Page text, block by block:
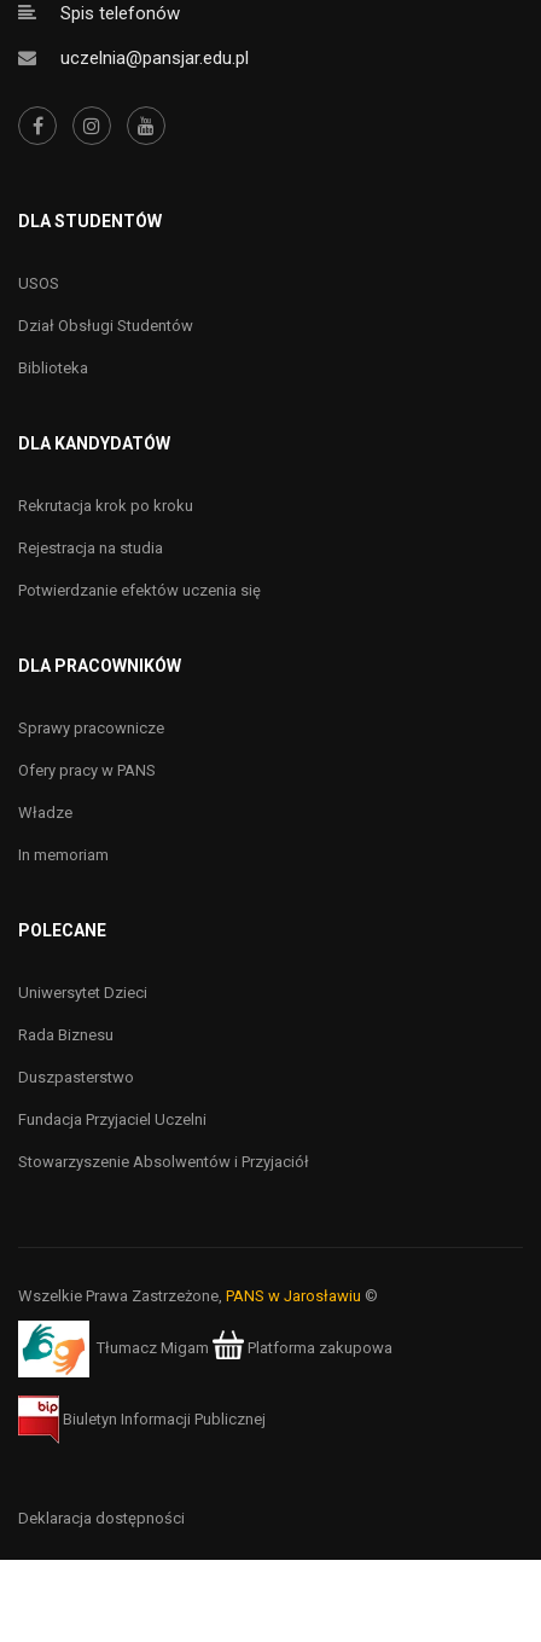
Spis telefonów
uczelnia@pansjar.edu.pl
DLA STUDENTÓW
USOS
Dział Obsługi Studentów
Biblioteka
DLA KANDYDATÓW
Rekrutacja krok po kroku
Rejestracja na studia
Potwierdzanie efektów uczenia się
DLA PRACOWNIKÓW
Sprawy pracownicze
Ofery pracy w PANS
Władze
In memoriam
POLECANE
Uniwersytet Dzieci
Rada Biznesu
Duszpasterstwo
Fundacja Przyjaciel Uczelni
Stowarzyszenie Absolwentów i Przyjaciół
Wszelkie Prawa Zastrzeżone, PANS w Jarosławiu ©
Tłumacz Migam Platforma zakupowa
Biuletyn Informacji Publicznej
Deklaracja dostępności